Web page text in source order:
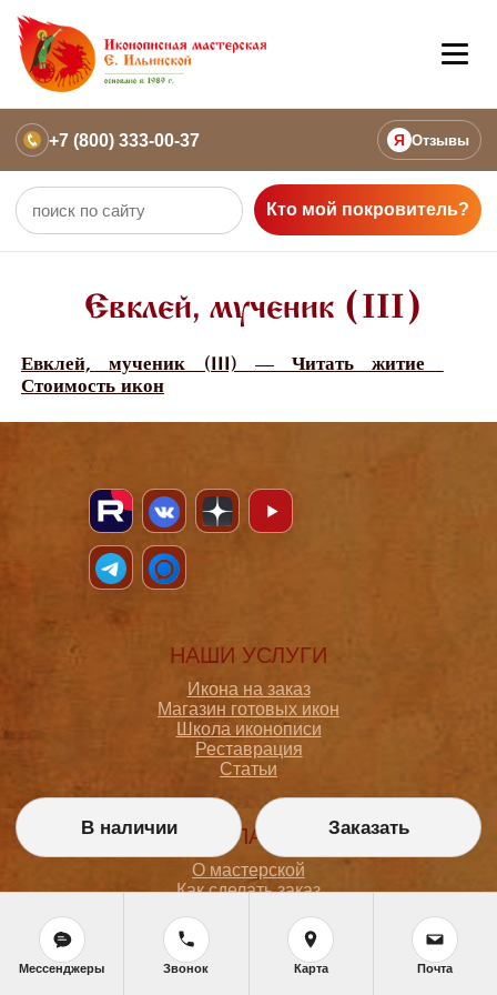
+7 (800) 333-00-37 Я Отзывы
Кто мой покровитель?
Евклей, мученик (III)
Евклей, мученик (III) — Читать житие
Стоимость икон
НАШИ УСЛУГИ
Икона на заказ
Магазин готовых икон
Школа иконописи
Реставрация
Статьи
ПОКУПАТЕЛЮ
О мастерской
Как сделать заказ
Политика конфиденциальности
Согласие на обработку персональных данных
Политика обработки персональных данных
В наличии Заказать
Мессенджеры Звонок Карта Почта